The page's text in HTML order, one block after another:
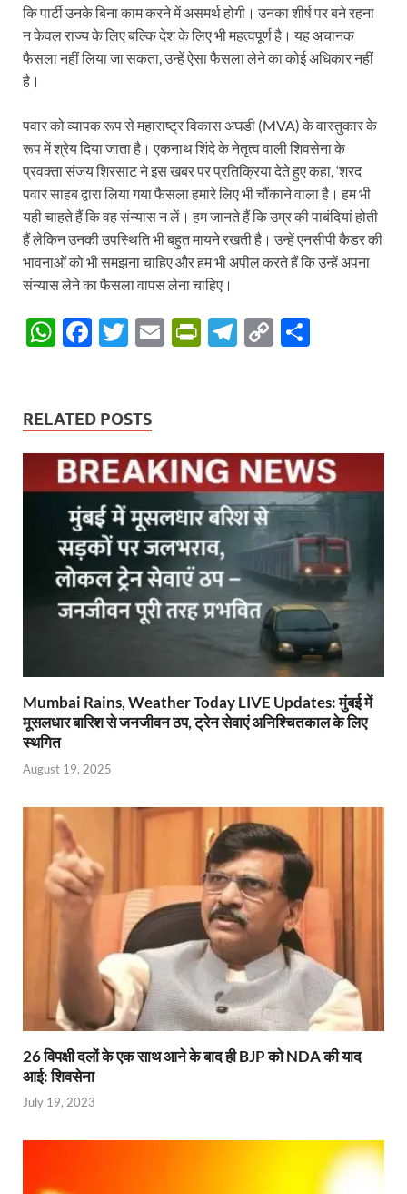
कि पार्टी उनके बिना काम करने में असमर्थ होगी। उनका शीर्ष पर बने रहना
न केवल राज्य के लिए बल्कि देश के लिए भी महत्वपूर्ण है। यह अचानक
फैसला नहीं लिया जा सकता, उन्हें ऐसा फैसला लेने का कोई अधिकार नहीं
है।
पवार को व्यापक रूप से महाराष्ट्र विकास अघडी (MVA) के वास्तुकार के
रूप में श्रेय दिया जाता है। एकनाथ शिंदे के नेतृत्व वाली शिवसेना के
प्रवक्ता संजय शिरसाट ने इस खबर पर प्रतिक्रिया देते हुए कहा, ‘शरद
पवार साहब द्वारा लिया गया फैसला हमारे लिए भी चौंकाने वाला है। हम भी
यही चाहते हैं कि वह संन्यास न लें। हम जानते हैं कि उम्र की पाबंदियां होती
हैं लेकिन उनकी उपस्थिति भी बहुत मायने रखती है। उन्हें एनसीपी कैडर की
भावनाओं को भी समझना चाहिए और हम भी अपील करते हैं कि उन्हें अपना
संन्यास लेने का फैसला वापस लेना चाहिए।
W
s
A
p
p
F
b
o
o
k
T
er
E
P
ie
n
dl
y
T
a
m
C
Li
n
k
RELATED POSTS
Mumbai Rains, Weather Today LIVE Updates: मुंबई में
मूसलधार बारिश से जनजीवन ठप, ट्रेन सेवाएं अनिश्चितकाल के लिए
स्थगित
August 19, 2025
26 विपक्षी दलों के एक साथ आने के बाद ही BJP को NDA की याद
आई: शिवसेना
July 19, 2023